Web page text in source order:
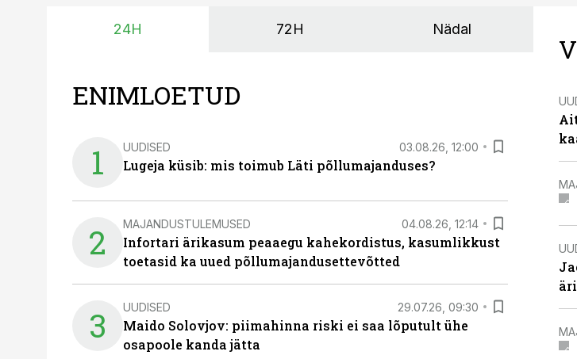
24H 72H Nädal
ENIMLOETUD
1 UUDISED 03.08.26, 12:00
Lugeja küsib: mis toimub Läti põllumajanduses?
2 MAJANDUSTULEMUSED 04.08.26, 12:14
Infortari ärikasum peaaegu kahekordistus, kasumlikkust
toetasid ka uued põllumajandusettevõtted
3 UUDISED 29.07.26, 09:30
Maido Solovjov: piimahinna riski ei saa lõputult ühe
osapoole kanda jätta